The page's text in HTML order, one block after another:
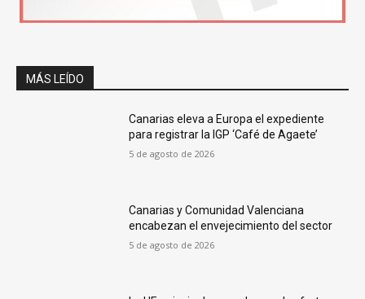
MÁS LEÍDO
Canarias eleva a Europa el expediente
para registrar la IGP ‘Café de Agaete’
5 de agosto de 2026
Canarias y Comunidad Valenciana
encabezan el envejecimiento del sector
5 de agosto de 2026